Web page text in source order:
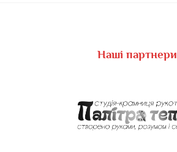
Наші партнери